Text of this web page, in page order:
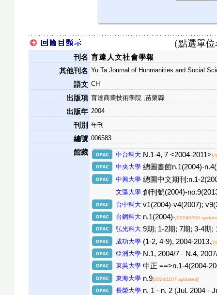
（點選單
刊名 育達人文社會學報
其他刊名 Yu Ta Journal of Hunmanities and Social
語文 CH
出版項 育達商業技術學院 ,苗栗縣
出版年 2004
刊別 年刊
編號 006583
館藏 中台科大 N.1-4, 7 <2004-2011>
中央大學 總圖書館n.1(2004)-
中興大學 總圖中文期刊:n.1-
文藻大學 創刊號(2004)-
台中科大 v1(2004)-v4(2007);
台鋼科大 n.1(2004)-[20240205
弘光科大 9期; 1-2期; 7期; 3-4期;
成功大學 (1-2, 4-9), 2004-2013.
亞洲大學 N.1, 2004/7 - N.4,
東吳大學 中正 ==>n.1-4(2004-
東海大學 n.9[20241107 updated]
長榮大學 n. 1 - n. 2 (Jul. 2004 -